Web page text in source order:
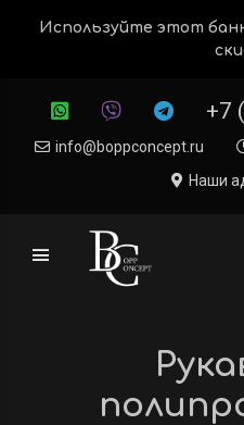
Используйте этот
+7
info@boppconcept.ru
Наши